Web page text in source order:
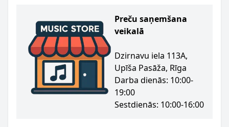
Preču saņemšana
veikalā
Dzirnavu iela 113A,
Upīša Pasāža, Rīga
Darba dienās: 10:00-
19:00
Sestdienās: 10:00-16:00